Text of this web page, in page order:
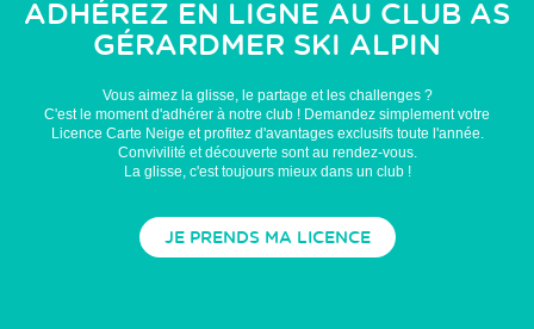
ADHÉREZ EN LIGNE AU CLUB AS
GÉRARDMER SKI ALPIN
Vous aimez la glisse, le partage et les challenges ?
C'est le moment d'adhérer à notre club ! Demandez simplement votre
Licence Carte Neige et profitez d'avantages exclusifs toute l'année.
Convivilité et découverte sont au rendez-vous.
La glisse, c'est toujours mieux dans un club !
JE PRENDS MA LICENCE